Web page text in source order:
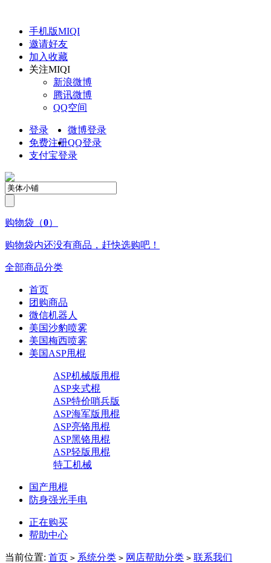
手机版MIQI
邀请好友
加入收藏
关注MIQI
新浪微博
腾讯微博
QQ空间
登录
免费注册
微博登录
QQ登录
支付宝登录
购物袋 （0）
购物袋内还没有商品，赶快选购吧！
全部商品分类
首页
团购商品
微信机器人
美国沙豹喷雾
美国梅西喷雾
美国ASP甩棍
ASP机械版甩棍
ASP夹式棍
ASP特价哨兵版
ASP海军版甩棍
ASP亮铬甩棍
ASP黑铬甩棍
ASP轻版甩棍
特工机械
国产甩棍
防身强光手电
正在购买
帮助中心
当前位置: 首页 > 系统分类 > 网店帮助分类 > 联系我们